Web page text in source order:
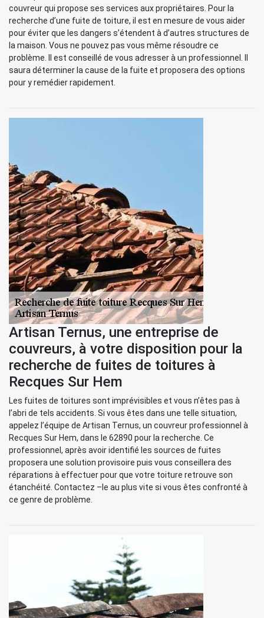
couvreur qui propose ses services aux propriétaires. Pour la
recherche d’une fuite de toiture, il est en mesure de vous aider
pour éviter que les dangers s’étendent à d’autres structures de
la maison. Vous ne pouvez pas vous même résoudre ce
problème. Il est conseillé de vous adresser à un professionnel. Il
saura déterminer la cause de la fuite et proposera des options
pour y remédier rapidement.
Artisan Ternus, une entreprise de
couvreurs, à votre disposition pour la
recherche de fuites de toitures à
Recques Sur Hem
Les fuites de toitures sont imprévisibles et vous n’êtes pas à
l’abri de tels accidents. Si vous êtes dans une telle situation,
appelez l’équipe de Artisan Ternus, un couvreur professionnel à
Recques Sur Hem, dans le 62890 pour la recherche. Ce
professionnel, après avoir identifié les sources de fuites
proposera une solution provisoire puis vous conseillera des
réparations à effectuer pour que votre toiture retrouve son
étanchéité. Contactez –le au plus vite si vous êtes confronté à
ce genre de problème.